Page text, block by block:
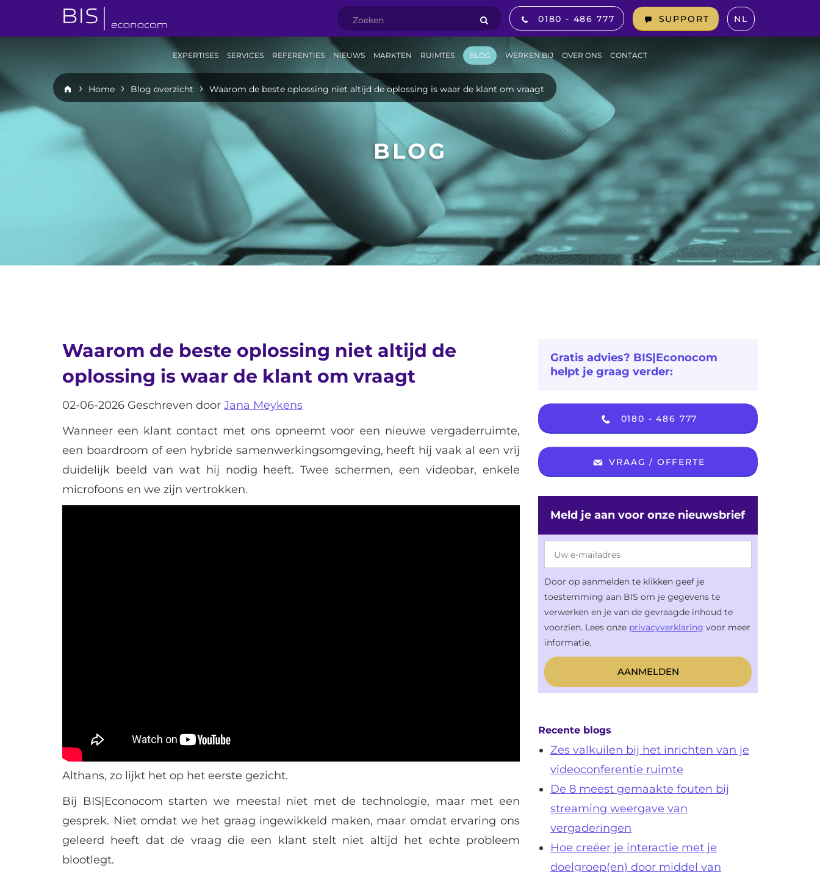
0180 - 486 777 SUPPORT NL
EXPERTISES SERVICES REFERENTIES NIEUWS MARKTEN RUIMTES BLOG WERKEN BIJ OVER ONS CONTACT
Home Blog overzicht Waarom de beste oplossing niet altijd de oplossing is waar de klant om vraagt
BLOG
Waarom de beste oplossing niet altijd de
oplossing is waar de klant om vraagt
02-06-2026 Geschreven door Jana Meykens
Wanneer een klant contact met ons opneemt voor een nieuwe vergaderruimte,
een boardroom of een hybride samenwerkingsomgeving, heeft hij vaak al een vrij
duidelijk beeld van wat hij nodig heeft. Twee schermen, een videobar, enkele
microfoons en we zijn vertrokken.
Althans, zo lijkt het op het eerste gezicht.
Bij BIS|Econocom starten we meestal niet met de technologie, maar met een
gesprek. Niet omdat we het graag ingewikkeld maken, maar omdat ervaring ons
geleerd heeft dat de vraag die een klant stelt niet altijd het echte probleem
blootlegt.
Gratis advies? BIS|Econocom
helpt je graag verder:
0180 - 486 777
VRAAG / OFFERTE
Meld je aan voor onze nieuwsbrief
Door op aanmelden te klikken geef je
toestemming aan BIS om je gegevens te
verwerken en je van de gevraagde inhoud te
voorzien. Lees onze privacyverklaring voor meer
informatie.
Recente blogs
Zes valkuilen bij het inrichten van je
videoconferentie ruimte
De 8 meest gemaakte fouten bij
streaming weergave van
vergaderingen
Hoe creëer je interactie met je
doelgroep(en) door middel van